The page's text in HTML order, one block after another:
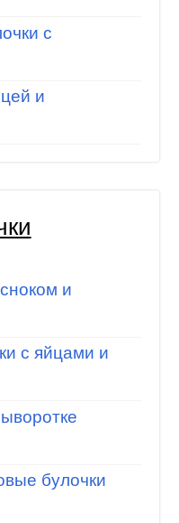
с
и
и
с яйцами и
булочки